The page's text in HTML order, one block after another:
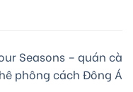
Seasons – quán cà
phông cách Đông Á